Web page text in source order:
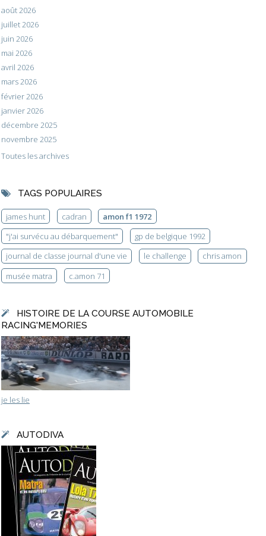
août 2026
juillet 2026
juin 2026
mai 2026
avril 2026
mars 2026
février 2026
janvier 2026
décembre 2025
novembre 2025
Toutes les archives
TAGS POPULAIRES
james hunt cadran
amon f1 1972
"j'ai survécu au débarquement"
gp de belgique 1992
journal de classe journal d'une vie
le challenge
chris amon
musée matra
c.amon 71
HISTOIRE DE LA COURSE AUTOMOBILE
RACING'MEMORIES
je les lie
AUTODIVA